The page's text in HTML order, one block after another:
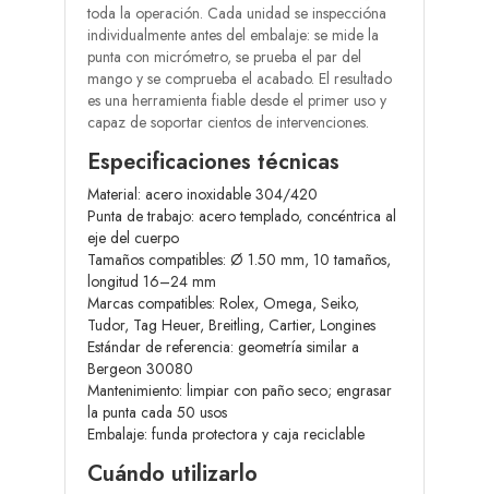
toda la operación. Cada unidad se inspeccióna
individualmente antes del embalaje: se mide la
punta con micrómetro, se prueba el par del
mango y se comprueba el acabado. El resultado
es una herramienta fiable desde el primer uso y
capaz de soportar cientos de intervenciones.
Especificaciones técnicas
Material: acero inoxidable 304/420
Punta de trabajo: acero templado, concéntrica al
eje del cuerpo
Tamaños compatibles: Ø 1.50 mm, 10 tamaños,
longitud 16–24 mm
Marcas compatibles: Rolex, Omega, Seiko,
Tudor, Tag Heuer, Breitling, Cartier, Longines
Estándar de referencia: geometría similar a
Bergeon 30080
Mantenimiento: limpiar con paño seco; engrasar
la punta cada 50 usos
Embalaje: funda protectora y caja reciclable
Cuándo utilizarlo